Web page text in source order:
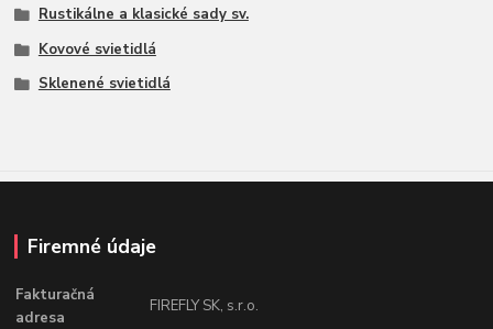
Rustikálne a klasické sady sv.
Kovové svietidlá
Sklenené svietidlá
Firemné údaje
Fakturačná
adresa
FIREFLY SK, s.r.o.